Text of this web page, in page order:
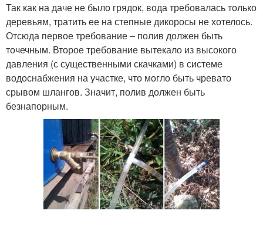
Так как на даче не было грядок, вода требовалась только
деревьям, тратить ее на степные дикоросы не хотелось.
Отсюда первое требование – полив должен быть
точечным. Второе требование вытекало из высокого
давления (с существенными скачками) в системе
водоснабжения на участке, что могло быть чревато
срывом шлангов. Значит, полив должен быть
безнапорным.